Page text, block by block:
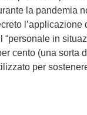
la pandemia
in
cento (una sorta
per